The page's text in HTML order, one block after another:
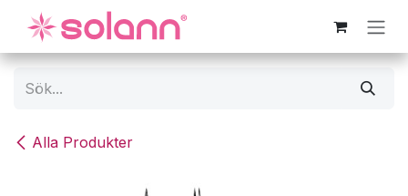
Hoppa till innehåll
Alla Produkter